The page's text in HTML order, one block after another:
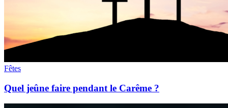
Fêtes
Quel jeûne faire pendant le Carême ?